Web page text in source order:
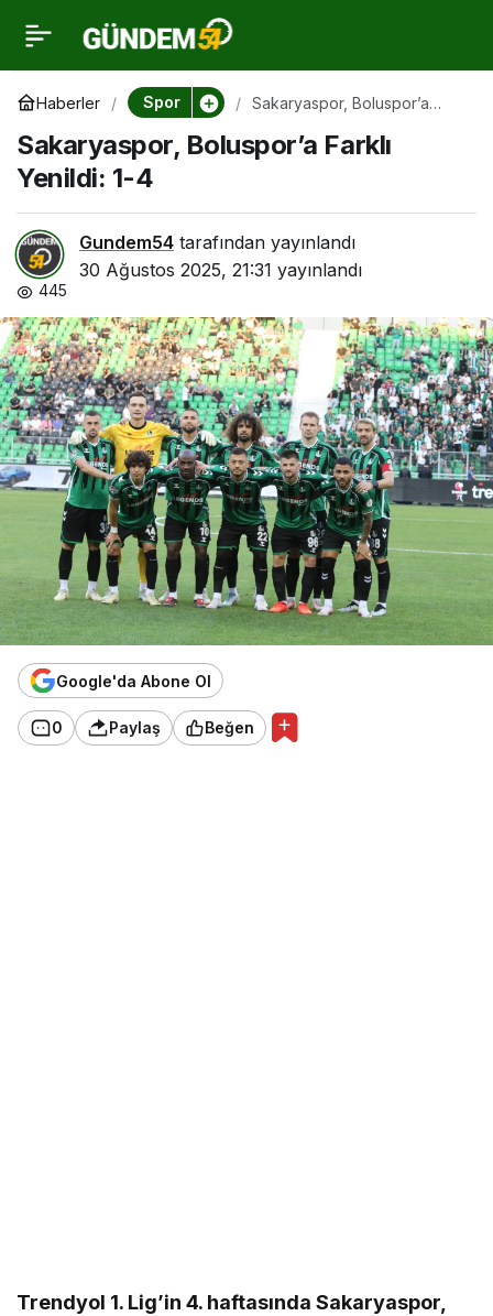
Haberler Spor
Sakaryaspor, Boluspor’a
Sakaryaspor, Boluspor’a Farklı
Yenildi: 1-4
Gundem54 tarafından yayınlandı
30 Ağustos 2025, 21:31 yayınlandı
445
Google'da Abone Ol
0 Paylaş Beğen
Trendyol 1. Lig’in 4. haftasında Sakaryaspor,
Sakaryaspor, Boluspor’a
Farklı Yenildi: 1-4